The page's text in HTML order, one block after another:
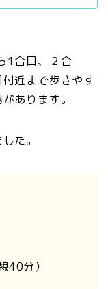
1合目、２合
近まで歩きやす
あります。
た。
40分）